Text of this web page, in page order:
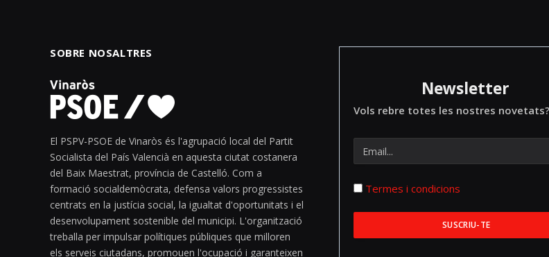
SOBRE NOSALTRES
El PSPV-PSOE de Vinaròs és l'agrupació local del Partit
Socialista del País Valencià en aquesta ciutat costanera
del Baix Maestrat, província de Castelló. Com a
formació socialdemòcrata, defensa valors progressistes
centrats en la justícia social, la igualtat d'oportunitats i el
desenvolupament sostenible del municipi. L'organització
treballa per impulsar polítiques públiques que milloren
els serveis ciutadans, promouen l'ocupació i garanteixen
Newsletter
Vols rebre totes les nostres novetats?
Termes i condicions